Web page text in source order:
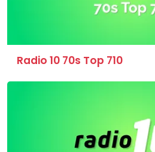
Radio 10 70s Top 710